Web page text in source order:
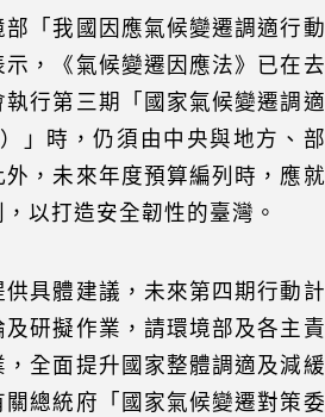
「我國因應氣候變遷調適行動
，《氣候變遷因應法》已在去
行第三期「國家氣候變遷調適
」時，仍須由中央與地方、部
，未來年度預算編列時，應就
以打造安全韌性的臺灣。
具體建議，未來第四期行動計
研擬作業，請環境部及各主責
全面提升國家整體調適及減緩
總統府「國家氣候變遷對策委